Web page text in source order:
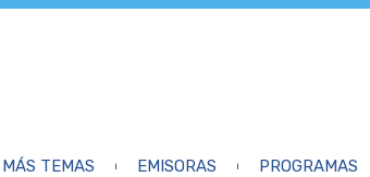
MÁS TEMAS EMISORAS PROGRAMAS